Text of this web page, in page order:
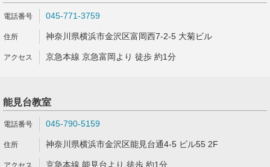
045-771-3759
神奈川県横浜市金沢区富岡西7-2-5 大菊ビル
京急本線 京急富岡より 徒歩 約1分
能見台教室
045-790-5159
神奈川県横浜市金沢区能見台通4-5 ビル55 2F
京急本線 能見台より 徒歩 約1分